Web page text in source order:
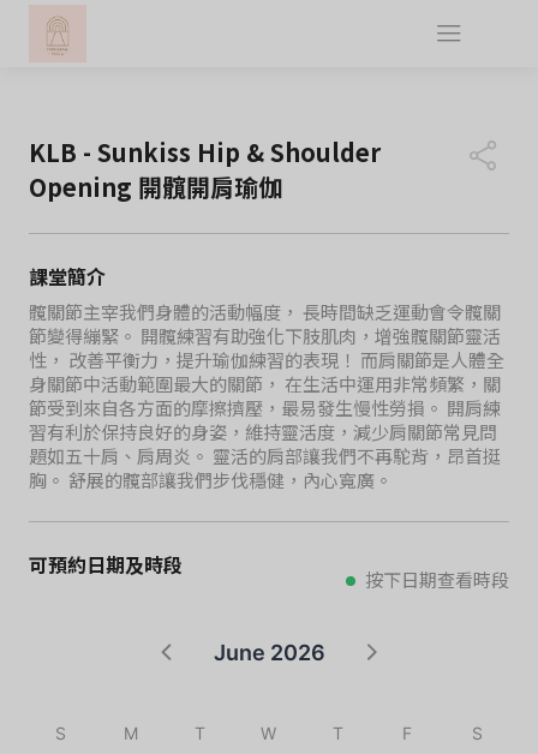
KLB - Sunkiss Hip & Shoulder
Opening 開髖開肩瑜伽
課堂簡介
髖關節主宰我們身體的活動幅度， 長時間缺乏運動會令髖關
節變得繃緊。 開髖練習有助強化下肢肌肉，增強髖關節靈活
性， 改善平衡力，提升瑜伽練習的表現！ 而肩關節是人體全
身關節中活動範圍最大的關節， 在生活中運用非常頻繁，關
節受到來自各方面的摩擦擠壓，最易發生慢性勞損。 開肩練
習有利於保持良好的身姿，維持靈活度，減少肩關節常見問
題如五十肩、肩周炎。 靈活的肩部讓我們不再駝背，昂首挺
胸。 舒展的髖部讓我們步伐穩健，內心寬廣。
可預約日期及時段 按下日期查看時段
June 2026
S M T W T F
S